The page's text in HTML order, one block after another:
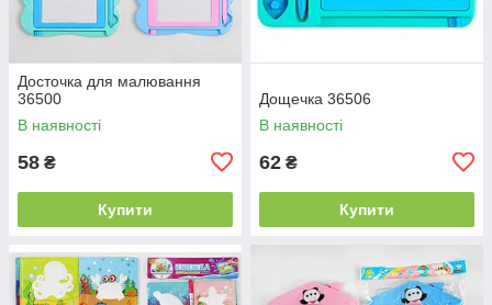
Досточка для малювання
36500
В наявності
58 ₴
Купити
Дощечка 36506
В наявності
62 ₴
Купити